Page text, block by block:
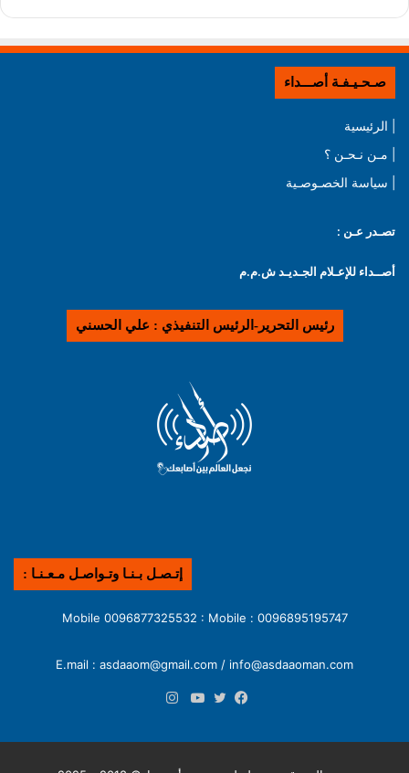
صـحـيـفـة أصـــداء
| الرئيسية
| مـن نـحـن ؟
| سياسة الخصـوصـية
تصـدر عـن :
أصــداء للإعـلام الجـديـد ش.م.م
رئيس التحرير-الرئيس التنفيذي : علي الحسني
إتـصـل بـنـا وتـواصـل مـعـنـا :
0096895195747 : Mobile 0096877325532 : Mobile
E.mail : asdaaom@gmail.com / info@asdaaoman.com